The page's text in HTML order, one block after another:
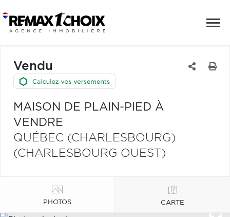
Vendu
MAISON DE PLAIN-PIED À
VENDRE
QUÉBEC (CHARLESBOURG)
(CHARLESBOURG OUEST)
PHOTOS CARTE